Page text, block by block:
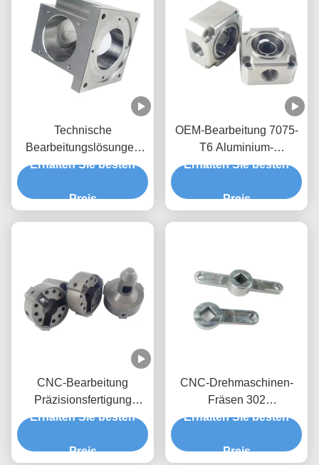
Technische
Bearbeitungslösungen
PTFE Kunststoffprodukte
Prototypen Service
Erhalten Sie besten
Preis
OEM-Bearbeitung 7075-
T6 Aluminium-
Maßbearbeitung 5052
Erhalten Sie besten
Preis
CNC-Bearbeitung
Präzisionsfertigung
Prototypenbearbeitung
Erhalten Sie besten
Preis
CNC-Drehmaschinen-
Fräsen 302
Edelstahlbearbeitung
Prototypenbearbeitung
Erhalten Sie besten
Preis